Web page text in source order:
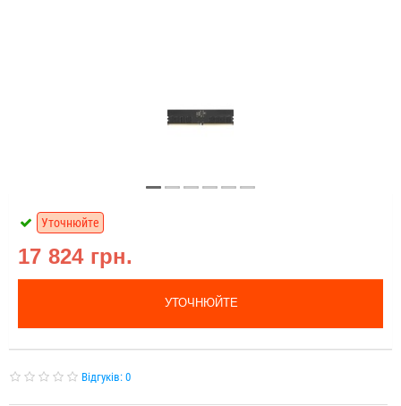
17 824 грн.
Уточнюйте
УТОЧНЮЙТЕ
Відгуків: 0